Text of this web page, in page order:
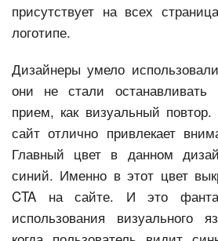
присутствует на всех
логотипе.
Дизайнеры умело
они не стали
прием, как визуальный
сайт отлично привлекает
Главный цвет в данном
синий. Именно в этот цвет
CTA на сайте. И это
использования визуального